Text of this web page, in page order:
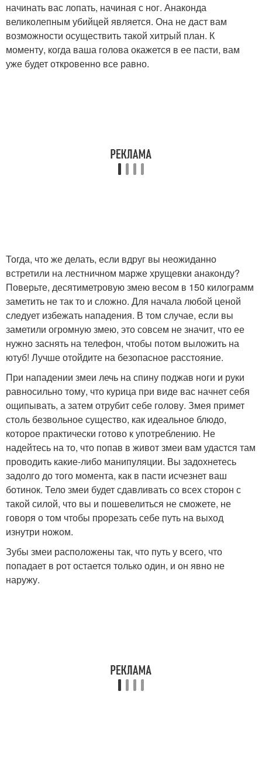
начинать вас лопать, начиная с ног. Анаконда
великолепным убийцей является. Она не даст вам
возможности осуществить такой хитрый план. К
моменту, когда ваша голова окажется в ее пасти, вам
уже будет откровенно все равно.
Тогда, что же делать, если вдруг вы неожиданно
встретили на лестничном марже хрущевки анаконду?
Поверьте, десятиметровую змею весом в 150 килограмм
заметить не так то и сложно. Для начала любой ценой
следует избежать нападения. В том случае, если вы
заметили огромную змею, это совсем не значит, что ее
нужно заснять на телефон, чтобы потом выложить на
ютуб! Лучше отойдите на безопасное расстояние.
При нападении змеи лечь на спину поджав ноги и руки
равносильно тому, что курица при виде вас начнет себя
ощипывать, а затем отрубит себе голову. Змея примет
столь безвольное существо, как идеальное блюдо,
которое практически готово к употреблению. Не
надейтесь на то, что попав в живот змеи вам удастся там
проводить какие-либо манипуляции. Вы задохнетесь
задолго до того момента, как в пасти исчезнет ваш
ботинок. Тело змеи будет сдавливать со всех сторон с
такой силой, что вы и пошевелиться не сможете, не
говоря о том чтобы прорезать себе путь на выход
изнутри ножом.
Зубы змеи расположены так, что путь у всего, что
попадает в рот остается только один, и он явно не
наружу.